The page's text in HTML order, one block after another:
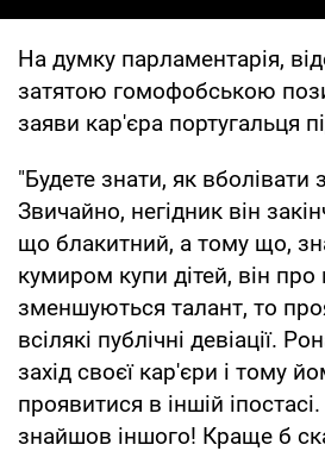
На думку парламентарія,
затятою гомофобською
заяви кар'єра португальця
"Будете знати, як вболівати
Звичайно, негідник він
що блакитний, а тому що,
кумиром купи дітей, він
зменшуються талант, то
всілякі публічні девіації.
захід своєї кар'єри і тому
проявитися в іншій
знайшов іншого! Краще б